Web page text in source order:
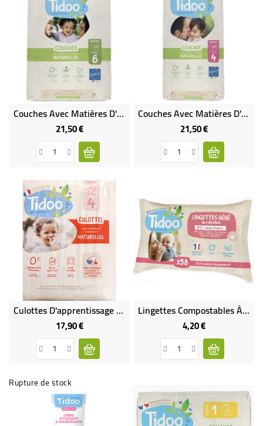
Couches Avec Matières D'origines Naturelles - T6 (16 À 30 Kg)
21,50 €Prix
Couches Avec Matières D'origines Naturelles - T4 (7 À 18 Kg)
21,50 €Prix
Culottes D'apprentissage Avec Matières D'origines Naturelles T4 (8-15kg)
17,90 €Prix
Lingettes Compostables À Domicile, Au Calendula Bio Et Parfum Naturel
4,20 €Prix
Rupture de stock